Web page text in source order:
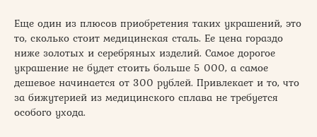
Еще один из плюсов приобретения таких украшений, это
то, сколько стоит медицинская сталь. Ее цена гораздо
ниже золотых и серебряных изделий. Самое дорогое
украшение не будет стоить больше 5 000, а самое
дешевое начинается от 300 рублей. Привлекает и то, что
за бижутерией из медицинского сплава не требуется
особого ухода.